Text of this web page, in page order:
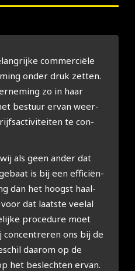
com­mer­ci­ë­le
onder druk zet­ten.
zo in haar
bestuur ervan weer­
te con­
als geen ander dat
is bij een effi­ci­ën­
dan het hoogst haal­
dat laat­ste veel­al
pro­ce­du­re moet
ons bij de
daar­om op de
het beslech­ten ervan.